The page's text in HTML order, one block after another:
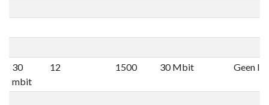
30
mbit
12 1500 30 Mbit Geen